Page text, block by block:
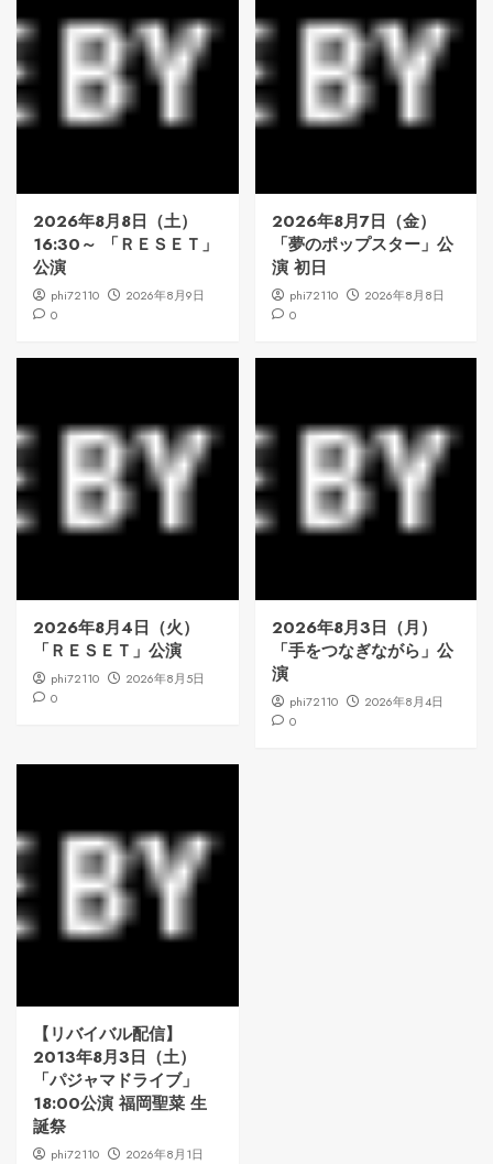
2026年8月8日（土）
16:30～ 「ＲＥＳＥＴ」
公演
phi72110
2026年8月9日
0
2026年8月7日（金）
「夢のポップスター」公
演 初日
phi72110
2026年8月8日
0
2026年8月4日（火）
「ＲＥＳＥＴ」公演
phi72110
2026年8月5日
0
2026年8月3日（月）
「手をつなぎながら」公
演
phi72110
2026年8月4日
0
【リバイバル配信】
2013年8月3日（土）
「パジャマドライブ」
18:00公演 福岡聖菜 生
誕祭
phi72110 2026年8月1日